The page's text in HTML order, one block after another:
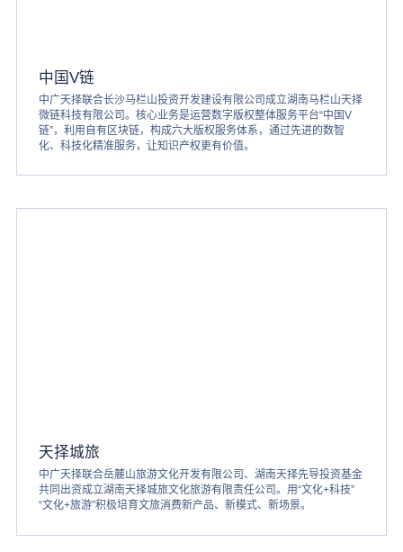
中国V链
中广天择联合长沙马栏山投资开发建设有限公司成立湖南马栏山天择
微链科技有限公司。核心业务是运营数字版权整体服务平台“中国V
链”，利用自有区块链，构成六大版权服务体系，通过先进的数智
化、科技化精准服务，让知识产权更有价值。
天择城旅
中广天择联合岳麓山旅游文化开发有限公司、湖南天择先导投资基金
共同出资成立湖南天择城旅文化旅游有限责任公司。用“文化+科技”
“文化+旅游”积极培育文旅消费新产品、新模式、新场景。